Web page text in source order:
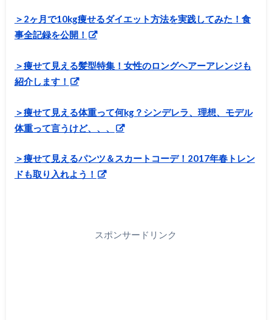
＞2ヶ月で10kg痩せるダイエット方法を実践してみた！食
事全記録を公開！
＞痩せて見える髪型特集！女性のロングヘアーアレンジも
紹介します！
＞痩せて見える体重って何kg？シンデレラ、理想、モデル
体重って言うけど、、、
＞痩せて見えるパンツ＆スカートコーデ！2017年春トレン
ドも取り入れよう！
スポンサードリンク